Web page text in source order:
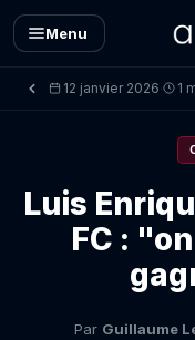
Menu
12 janvier 2026· 1
Luis
FC :
Par Guillaume